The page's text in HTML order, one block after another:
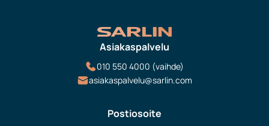
Asiakaspalvelu
010 550 4000 (vaihde)
asiakaspalvelu@sarlin.com
Postiosoite